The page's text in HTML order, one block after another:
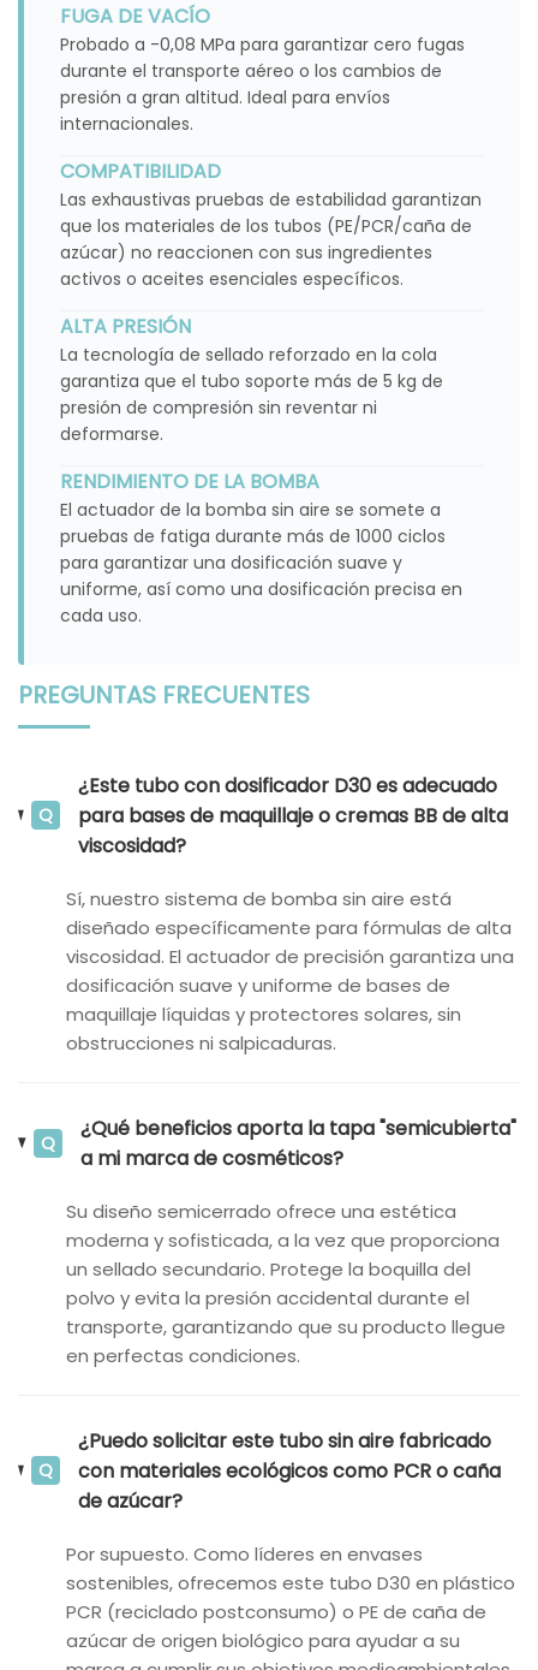
FUGA DE VACÍO
Probado a -0,08 MPa para garantizar cero fugas
durante el transporte aéreo o los cambios de
presión a gran altitud. Ideal para envíos
internacionales.
COMPATIBILIDAD
Las exhaustivas pruebas de estabilidad garantizan
que los materiales de los tubos (PE/PCR/caña de
azúcar) no reaccionen con sus ingredientes
activos o aceites esenciales específicos.
ALTA PRESIÓN
La tecnología de sellado reforzado en la cola
garantiza que el tubo soporte más de 5 kg de
presión de compresión sin reventar ni
deformarse.
RENDIMIENTO DE LA BOMBA
El actuador de la bomba sin aire se somete a
pruebas de fatiga durante más de 1000 ciclos
para garantizar una dosificación suave y
uniforme, así como una dosificación precisa en
cada uso.
PREGUNTAS FRECUENTES
Q
¿Este tubo con dosificador D30 es adecuado
para bases de maquillaje o cremas BB de alta
viscosidad?
Sí, nuestro sistema de bomba sin aire está
diseñado específicamente para fórmulas de alta
viscosidad. El actuador de precisión garantiza una
dosificación suave y uniforme de bases de
maquillaje líquidas y protectores solares, sin
obstrucciones ni salpicaduras.
Q
¿Qué beneficios aporta la tapa "semicubierta"
a mi marca de cosméticos?
Su diseño semicerrado ofrece una estética
moderna y sofisticada, a la vez que proporciona
un sellado secundario. Protege la boquilla del
polvo y evita la presión accidental durante el
transporte, garantizando que su producto llegue
en perfectas condiciones.
Q
¿Puedo solicitar este tubo sin aire fabricado
con materiales ecológicos como PCR o caña
de azúcar?
Por supuesto. Como líderes en envases
sostenibles, ofrecemos este tubo D30 en plástico
PCR (reciclado postconsumo) o PE de caña de
azúcar de origen biológico para ayudar a su